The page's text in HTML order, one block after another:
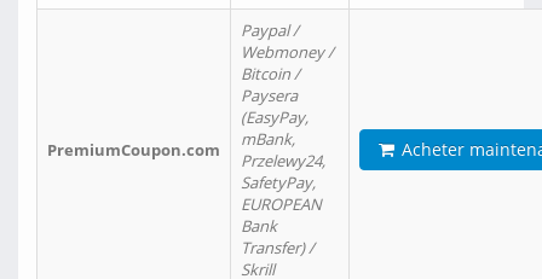
PremiumCoupon.com
Paypal /
Webmoney /
Bitcoin /
Paysera
(EasyPay,
mBank,
Przelewy24,
SafetyPay,
EUROPEAN
Bank
Transfer) /
Skrill
Acheter